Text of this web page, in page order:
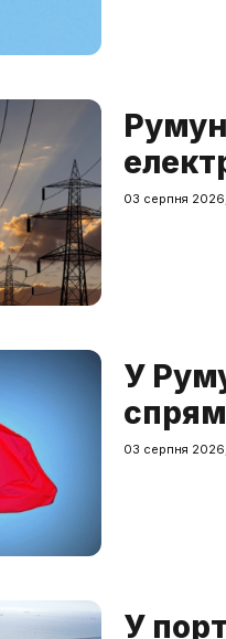
03 серпня 2026,
У
03 серпня
У